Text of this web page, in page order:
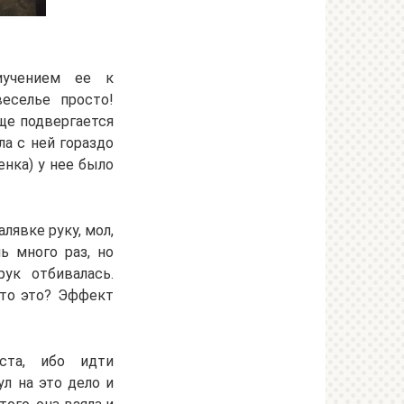
ее к
просто!
подвергается
с ней гораздо
у нее было
руку, мол,
много раз, но
отбивалась.
это? Эффект
ибо идти
на это дело и